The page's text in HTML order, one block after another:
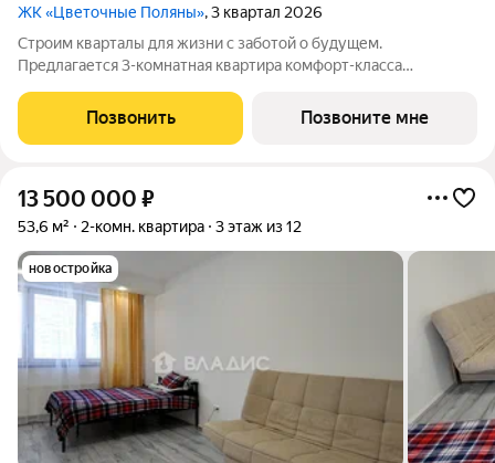
ЖК «Цветочные Поляны», 3 квартал 2026
Строим кварталы для жизни с заботой о будущем.
Предлагается 3-комнатная квартира комфорт-класса
этаже, в жилом комплексе "Цветочные Поляны".Застройщик
сдает квартиры с отделкой в нескольких
Позвонить Позвоните мне
13 500 000 ₽
53,6 м² 2-комн. квартира 3 этаж из 12
новостройка